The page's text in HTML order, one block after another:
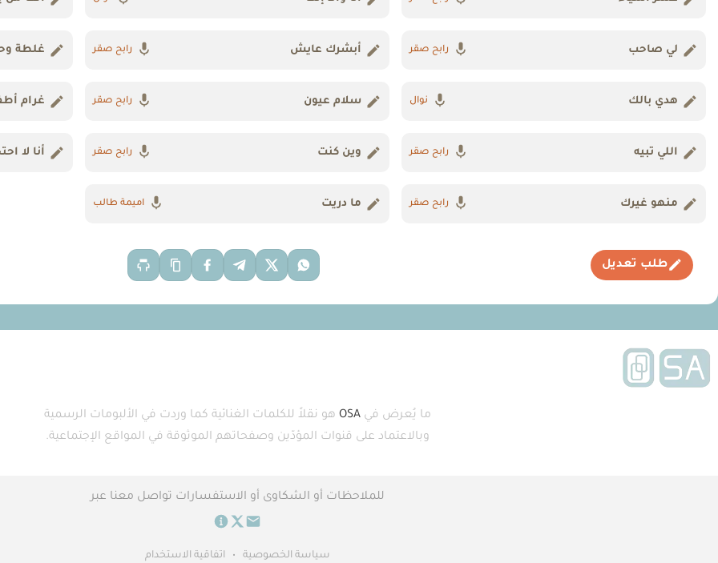
لي صاحب رابح صقر أبشرك عايش رابح صقر غلطة
هدي بالك نوال سلام عيون رابح صقر غرام
اللي تبيه رابح صقر وين كنت رابح صقر أنا لا
منهو غيرك رابح صقر ما دريت اميمة طالب
طلب تعديل
ما يُعرض فيOSA هو نقلاً للكلمات الغنائية كما وردت في الألبومات الرسمية
وبالاعتماد على قنوات المؤدّين وصفحاتهم الموثوقة في المواقع الإجتماعية.
للملاحظات أو الشكاوى أو الاستفسارات تواصل معنا عبر
سياسة الخصوصية • اتفاقية الاستخدام